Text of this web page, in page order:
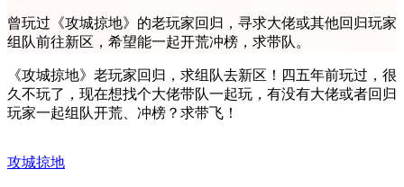
曾玩过《攻城掠地》的老玩家回归，寻求大佬或其他回归玩家
组队前往新区，希望能一起开荒冲榜，求带队。
《攻城掠地》老玩家回归，求组队去新区！四五年前玩过，很
久不玩了，现在想找个大佬带队一起玩，有没有大佬或者回归
玩家一起组队开荒、冲榜？求带飞！
攻城掠地